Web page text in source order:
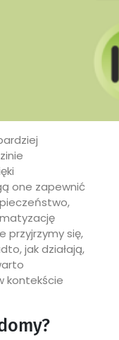
one zapewnić
przyjrzymy się,
jak działają,
kontekście